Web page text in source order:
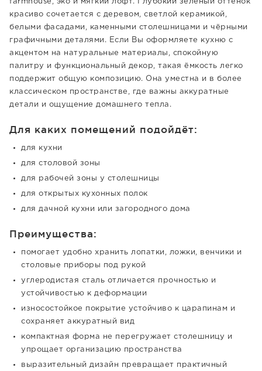
farmhouse, эко и мягкий лофт. Глубокий зелёный оттенок
красиво сочетается с деревом, светлой керамикой,
белыми фасадами, каменными столешницами и чёрными
графичными деталями. Если Вы оформляете кухню с
акцентом на натуральные материалы, спокойную
палитру и функциональный декор, такая ёмкость легко
поддержит общую композицию. Она уместна и в более
классическом пространстве, где важны аккуратные
детали и ощущение домашнего тепла.
Для каких помещений подойдёт:
для кухни
для столовой зоны
для рабочей зоны у столешницы
для открытых кухонных полок
для дачной кухни или загородного дома
Преимущества:
помогает удобно хранить лопатки, ложки, венчики и
столовые приборы под рукой
углеродистая сталь отличается прочностью и
устойчивостью к деформации
износостойкое покрытие устойчиво к царапинам и
сохраняет аккуратный вид
компактная форма не перегружает столешницу и
упрощает организацию пространства
выразительный дизайн превращает практичный